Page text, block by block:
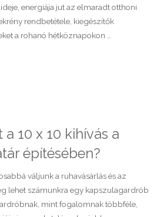
energiája jut az elmaradt otthoni
rendbetétele, kiegészítők
a rohanó hétköznapokon …
10 x 10 kihívás a
építésében?
váljunk a ruhavásárlás és az
lehet számunkra egy kapszulagardrób
mint fogalomnak többféle,